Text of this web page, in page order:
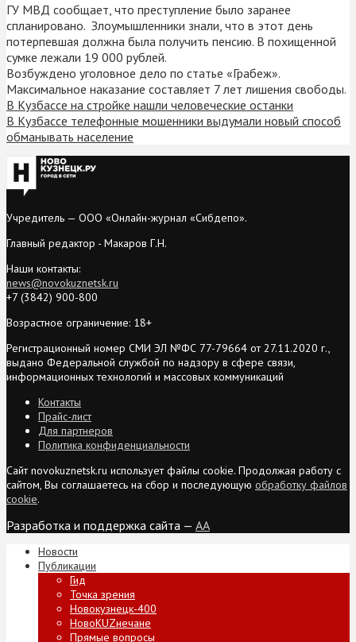
ГУ МВД сообщает, что преступление было заранее
спланировано. Злоумышленники знали, что в этот день
потерпевшая должна была получить пенсию. В похищенной
сумке лежали 19 000 рублей.
Возбуждено уголовное дело по статье «Грабеж».
Максимальное наказание составляет 7 лет лишения свободы.
В Кузбассе на стройке нашли человеческие останки
В Кузбассе телефонные мошенники выдумали новый способ
обманывать население
Учредитель — ООО «Онлайн-журнал «Сибдепо».
Главный редактор - Макаров Г.Н.
Наши контакты:
news@novokuznetsk.ru
+7 (3842) 900-800
Возрастное ограничение: 18+
Регистрационный номер СМИ ЭЛ №ФС 77-79664 от 27.11.2020 г.,
выдано Федеральной службой по надзору в сфере связи,
информационных технологий и массовых коммуникаций
Контакты
Прайс-лист
Для партнеров
Политика конфиденциальности
Сайт novokuznetsk.ru использует файлы cookie. Продолжая работу с
сайтом, Вы соглашаетесь на сбор и последующую обработку файлов
cookie.
Разработка и поддержка сайта — AA
Новости
Публикации
Гид
Точка зрения
Новокузнецк-400
НовоKUZнечане
Прямые вопросы